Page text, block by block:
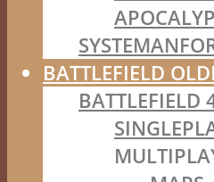
BATTLEFIELD
BATTLEFIELD